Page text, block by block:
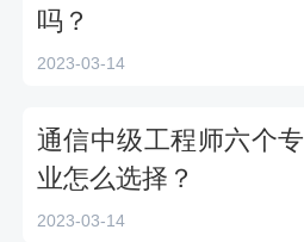
吗？
2023-03-14
通信中级工程师六个专
业怎么选择？
2023-03-14